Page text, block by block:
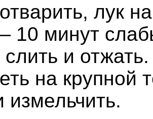
лук
10 минут
слить и
на
измельчить.